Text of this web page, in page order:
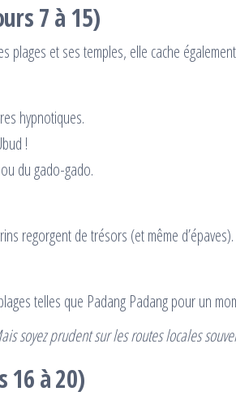
7 à 15)
plages et ses temples, elle cache
hypnotiques.
!
du gado-gado.
regorgent de trésors (et même d’épaves).
telles que Padang Padang pour un
soyez prudent sur les routes locales
16 à 20)